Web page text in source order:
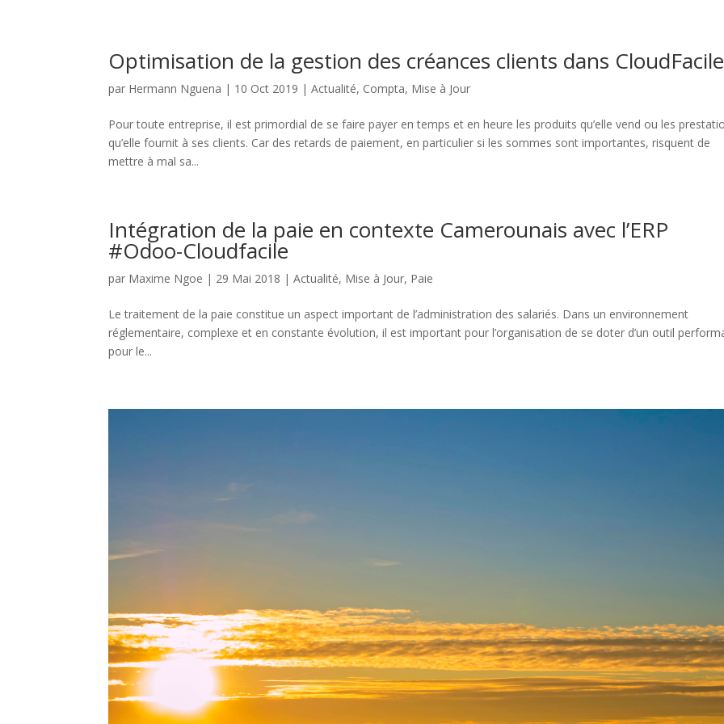
Optimisation de la gestion des créances clients dans CloudFacile
par Hermann Nguena | 10 Oct 2019 |Actualité, Compta, Mise à Jour
Pour toute entreprise, il est primordial de se faire payer en temps et en heure les produits qu’elle vend ou les
qu’elle fournit à ses clients. Car des retards de paiement, en particulier si les sommes sont importantes, risquent de
mettre à mal sa...
Intégration de la paie en contexte Camerounais avec l’ERP
#Odoo-Cloudfacile
par Maxime Ngoe | 29 Mai 2018 |Actualité, Mise à Jour, Paie
Le traitement de la paie constitue un aspect important de l’administration des salariés. Dans un environnement
réglementaire, complexe et en constante évolution, il est important pour l’organisation de se doter d’un outil
pour le...